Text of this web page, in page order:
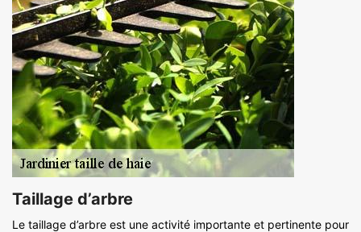
Taillage d’arbre
Le taillage d’arbre est une activité importante et pertinente pour